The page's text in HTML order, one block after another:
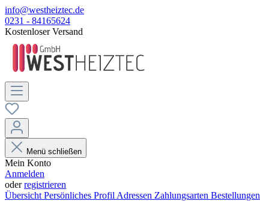
info@westheiztec.de
0231 - 84165624
Kostenloser Versand
Menü schließen
Mein Konto
Anmelden
oderregistrieren
Übersicht Persönliches Profil Adressen Zahlungsarten Bestellungen